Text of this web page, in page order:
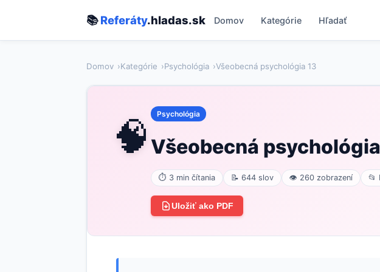
📚Referáty.hladas.sk Domov Kategórie Hľadať
Domov Kategórie Psychológia Všeobecná psychológia 13
🧠 Psychológia
Všeobecná
⏱ 3 min čítania 📝 644 slov 👁 260 zobrazení 📂
Uložiť ako PDF